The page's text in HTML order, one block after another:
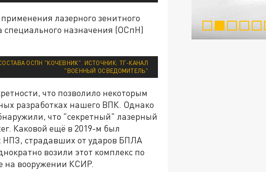
лазерного зенитного
назначения (ОСпН)
ОСПН "КОЧЕВНИК". ИСТОЧНИК: ТГ-КАНАЛ
"ВОЕННЫЙ ОСВЕДОМИТЕЛЬ"
что позволило некоторым
разработках нашего ВПК. Однако
что "секретный" лазерный
Каковой ещё в 2019-м был
НПЗ, страдавших от ударов БПЛА
возили этот комплекс по
на вооружении КСИР.